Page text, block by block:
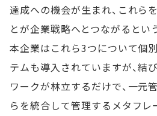
達成への機会が生まれ、これら
とが企業戦略へとつながるとい
本企業はこれら3つについて個
テムも導入されていますが、結
ワークが林立するだけで、一元
らを統合して管理するメタフレ